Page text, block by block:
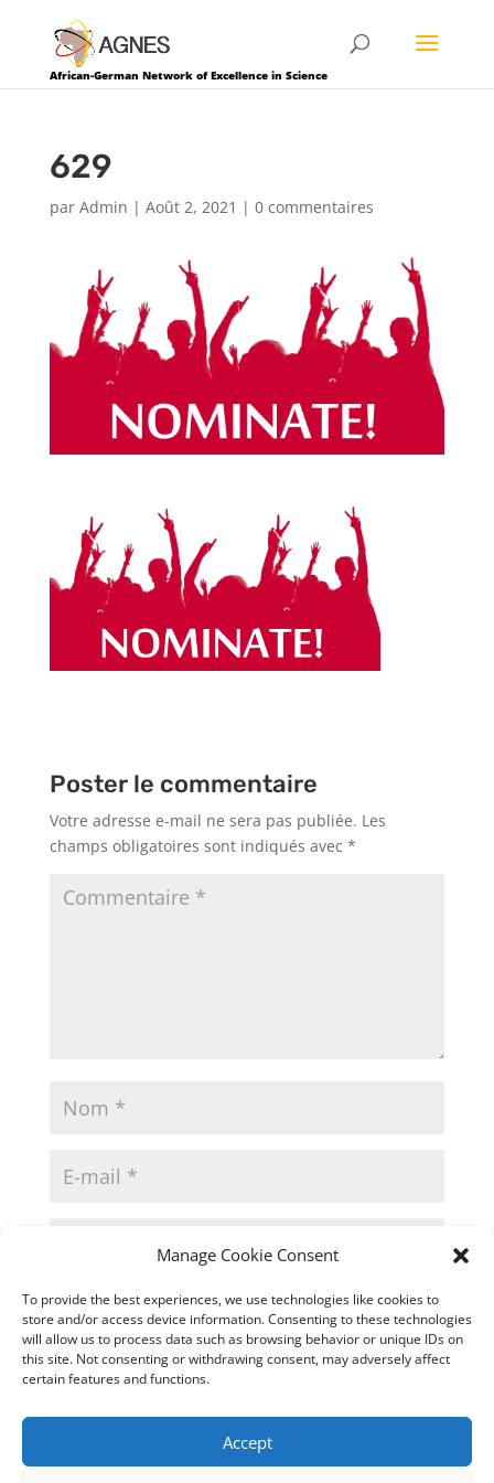
Manage Cookie Consent
To provide the best experiences, we use technologies like cookies to
store and/or access device information. Consenting to these technologies
will allow us to process data such as browsing behavior or unique IDs on
this site. Not consenting or withdrawing consent, may adversely affect
certain features and functions.
Accept
African-German Network of Excellence in Science
629
par Admin | Août 2, 2021 | 0 commentaires
Poster le commentaire
Votre adresse e-mail ne sera pas publiée. Les
champs obligatoires sont indiqués avec *
En savoir plus sur la façon dont les données de vos